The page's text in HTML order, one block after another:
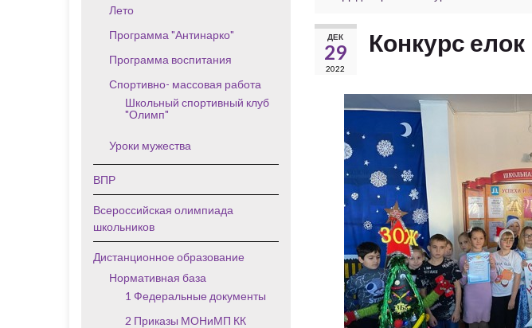
ДЕК
29
2022
Конкурс елок
Лето
Программа "Антинарко"
Программа воспитания
Спортивно- массовая работа
Школьный спортивный клуб
"Олимп"
Уроки мужества
ВПР
Всероссийская олимпиада
школьников
Дистанционное образование
Нормативная база
1 Федеральные документы
2 Приказы МОНиМП КК